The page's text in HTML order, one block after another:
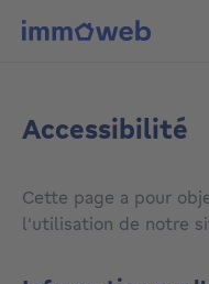
Accessibilité
Cette page a pour
l'utilisation de notre